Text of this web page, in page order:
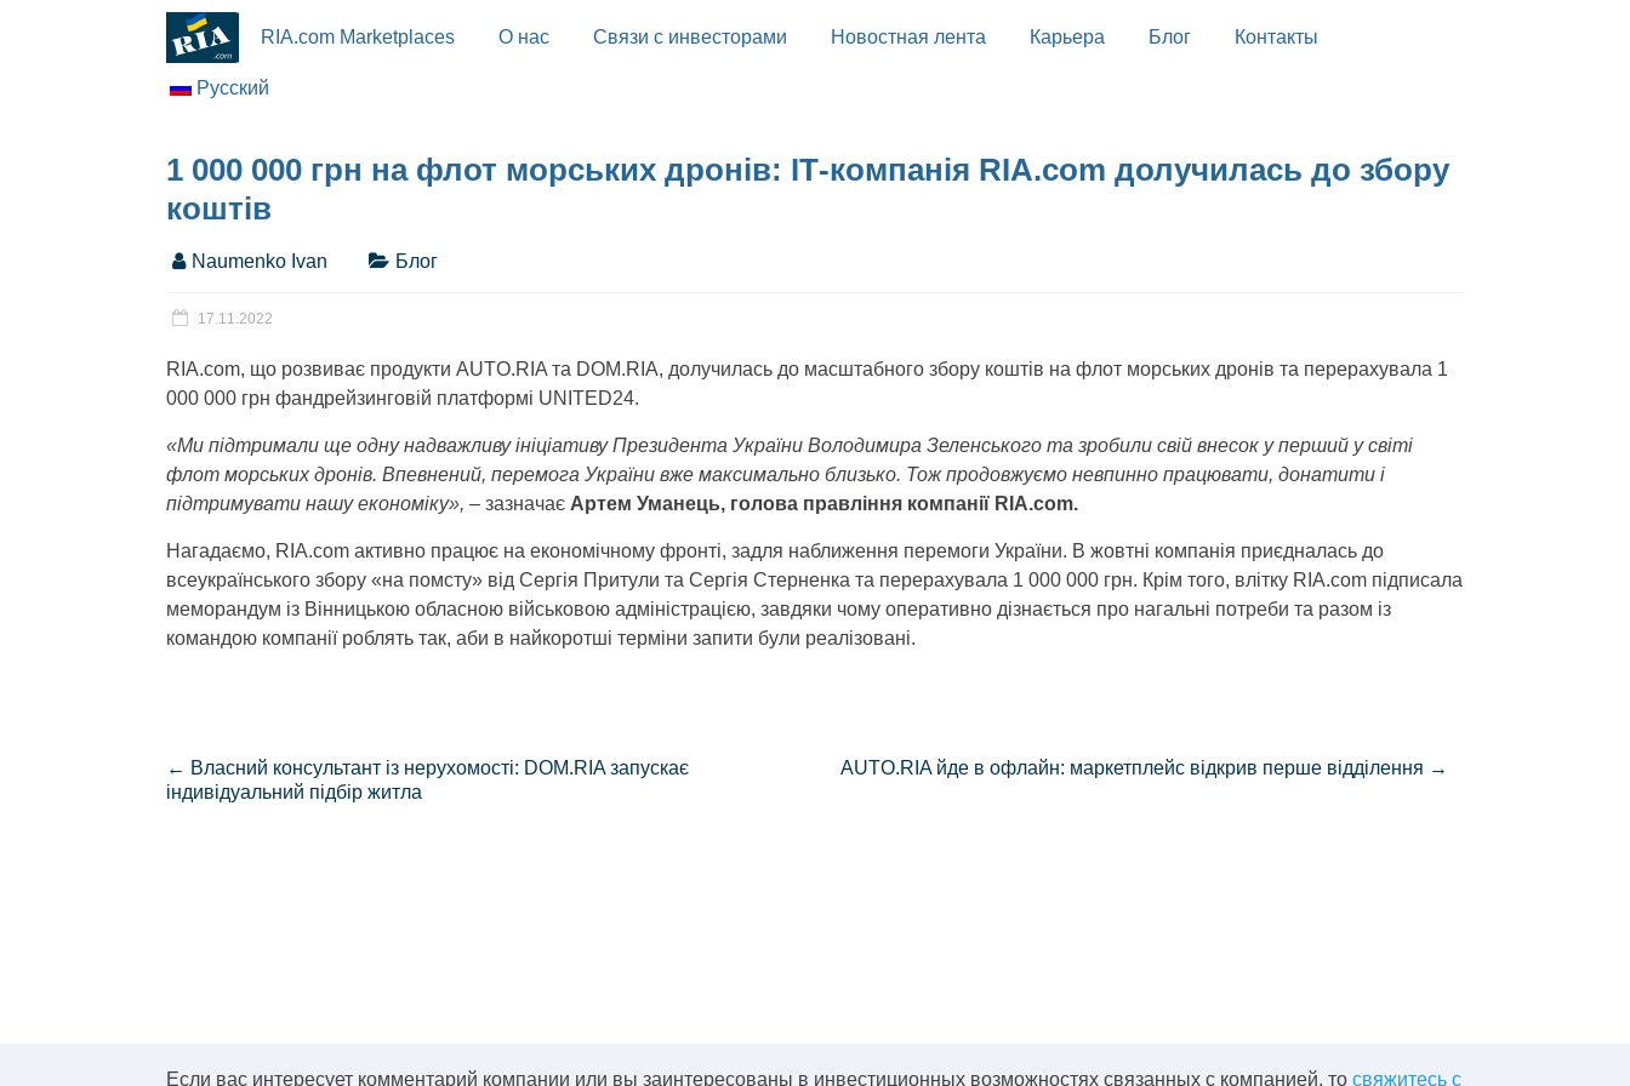
RIA.com Marketplaces О нас Связи с инвесторами Новостная лента Карьера Блог Контакты
Русский
1 000 000 грн на флот морських дронів: ІТ-компанія RIA.com долучилась до збору
коштів
Naumenko Ivan Блог
17.11.2022
RIA.com, що розвиває продукти AUTO.RIA та DOM.RIA, долучилась до масштабного збору коштів на флот морських дронів та перерахувала 1
000 000 грн фандрейзинговій платформі UNITED24.
«Ми підтримали ще одну надважливу ініціативу Президента України Володимира Зеленського та зробили свій внесок у перший у світі
флот морських дронів. Впевнений, перемога України вже максимально близько. Тож продовжуємо невпинно працювати, донатити і
підтримувати нашу економіку», – зазначає Артем Уманець, голова правління компанії RIA.com.
Нагадаємо, RIA.com активно працює на економічному фронті, задля наближення перемоги України. В жовтні компанія приєдналась до
всеукраїнського збору «на помсту» від Сергія Притули та Сергія Стерненка та перерахувала 1 000 000 грн. Крім того, влітку RIA.com підписала
меморандум із Вінницькою обласною військовою адміністрацією, завдяки чому оперативно дізнається про нагальні потреби та разом із
командою компанії роблять так, аби в найкоротші терміни запити були реалізовані.
← Власний консультант із нерухомості: DOM.RIA запускає
індивідуальний підбір житла
AUTO.RIA йде в офлайн: маркетплейс відкрив перше відділення →
Если вас интересует комментарий компании или вы заинтересованы в инвестиционных возможностях связанных с компанией, то свяжитесь с